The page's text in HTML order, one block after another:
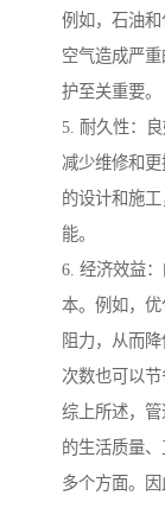
例如，石油
空气造成严
护至关重要。
5. 耐久性：
减少维修和
的设计和施
能。
6. 经济效益
本。例如，
阻力，从而
次数也可以节
综上所述，管
的生活质量
多个方面。